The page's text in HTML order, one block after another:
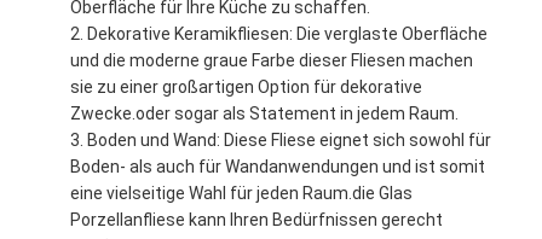
Oberfläche für Ihre Küche zu schaffen.
Dekorative Keramikfliesen: Die verglaste Oberfläche
und die moderne graue Farbe dieser Fliesen machen
sie zu einer großartigen Option für dekorative
Zwecke.oder sogar als Statement in jedem Raum.
Boden und Wand: Diese Fliese eignet sich sowohl für
Boden- als auch für Wandanwendungen und ist somit
eine vielseitige Wahl für jeden Raum.die Glas
Porzellanfliese kann Ihren Bedürfnissen gerecht